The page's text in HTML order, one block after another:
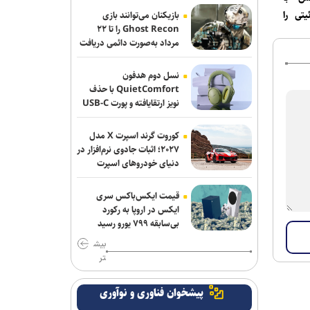
را
سامانه‌ باز و عدم رسمی شدن هیچ
قراردادی!
تور جهانی تنیس صربستان| یزدانی با عبور
از روسیه به مراکش رسید
سرمربی اوکراینی تیم ملی آب‌های آرام: به
شاگردانم ایمان دارم/ توانایی کسب مدال را
در ناگویا داریم
اولین اردوی مشترکی ملی‌پوشان نیراندازی
با همتایان چینی
بانک شهر از شرکت در لیگ برتر کشتی
انصراف می‌دهد؟
اعلام زمان بازگشت گرا به تمرینات گروهی
پرسپولیس
گروسی: استقلال باید به جوانانش میدان
بازیکنان می‌توانند بازی
Ghost Recon را تا ۲۲
مرداد به‌صورت دائمی دریافت
کنند
نسل دوم هدفون
QuietComfort با حذف
نویز ارتقایافته و پورت USB-C
عرضه شد
کوروت گرند اسپرت X مدل
۲۰۲۷؛ اثبات جادوی نرم‌افزار در
دنیای خودروهای اسپرت
قیمت ایکس‌باکس سری
ایکس در اروپا به رکورد
بی‌سابقه ۷۹۹ یورو رسید
بیش
تر
پیشخوان فناوری و نوآوری